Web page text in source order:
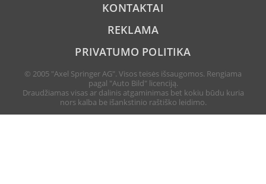
KONTAKTAI
REKLAMA
PRIVATUMO POLITIKA
© 2005 "Axel Springer AG". Visos teisės išsaugomos. Rengiama
pagal "Auto Bild" licenciją.
Draudžiamas visas ar dalinis atgaminimas bet kokiu būdu kuria
nors kalba be išankstinio raštiško leidimo.